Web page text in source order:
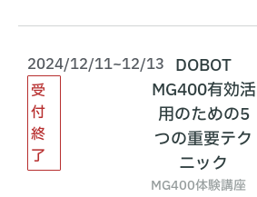
2024/12/11~12/13
受
付
終
了
DOBOT
MG400有効活
用のための5
つの重要テク
ニック
MG400体験講座